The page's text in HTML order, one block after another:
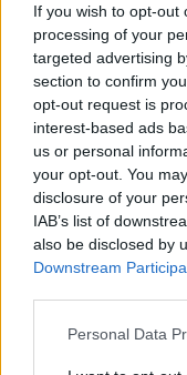
If you wish to opt-out
processing of your
targeted advertising
section to confirm
opt-out request is
interest-based ads
us or personal
your opt-out. You
disclosure of your
IAB’s list of
also be disclosed by
Downstream
Personal Data
15.04 val.
Šiaurės
jos išlipti
Nukentėjusysis
uždėtas kaklo
specialiųjų
duobės ir